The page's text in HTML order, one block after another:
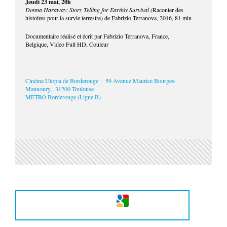
Donna Haraway: Story Telling for Earthly Survival (Raconter des
histoires pour la survie terrestre) de Fabrizio Terranova, 2016, 81 min
Documentaire réalisé et écrit par Fabrizio Terranova, France,
Belgique, Video Full HD, Couleur
Cinéma Utopia de Borderouge : 59 Avenue Maurice Bourges-
Maunoury, 31200 Toulouse
METRO Borderouge (Ligne B)